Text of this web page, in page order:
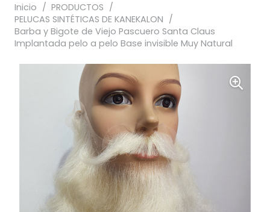
Inicio / PRODUCTOS /
PELUCAS SINTÉTICAS DE KANEKALON /
Barba y Bigote de Viejo Pascuero Santa Claus
Implantada pelo a pelo Base invisible Muy Natural